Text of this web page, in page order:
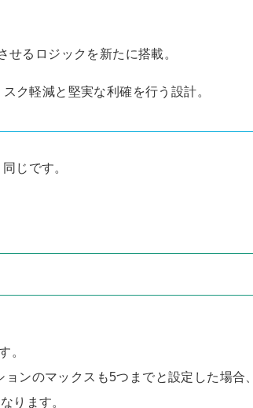
るロジックを新たに搭載。
ク軽減と堅実な利確を行う設計。
同じです。
。
ンのマックスも5つまでと設定した場合、
ります。